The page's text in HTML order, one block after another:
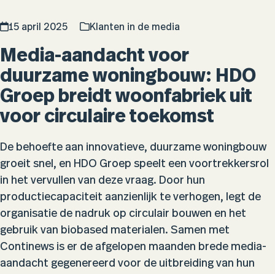
15 april 2025 Klanten in de media
Media-aandacht voor
duurzame woningbouw: HDO
Groep breidt woonfabriek uit
voor circulaire toekomst
De behoefte aan innovatieve, duurzame woningbouw
groeit snel, en HDO Groep speelt een voortrekkersrol
in het vervullen van deze vraag. Door hun
productiecapaciteit aanzienlijk te verhogen, legt de
organisatie de nadruk op circulair bouwen en het
gebruik van biobased materialen. Samen met
Continews is er de afgelopen maanden brede media-
aandacht gegenereerd voor de uitbreiding van hun